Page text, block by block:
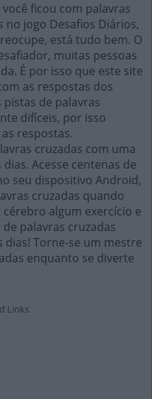
ficou com palavras
no jogo Desafios Diários,
está tudo bem. O
muitas pessoas
É por isso que este site
as respostas dos
pistas de palavras
difíceis, por isso
respostas.
cruzadas com uma
Acesse centenas de
seu dispositivo Android,
cruzadas quando
algum exercício e
palavras cruzadas
Torne-se um mestre
enquanto se diverte